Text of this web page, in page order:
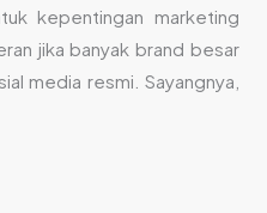
kepentingan marketing
jika banyak brand besar
media resmi. Sayangnya,